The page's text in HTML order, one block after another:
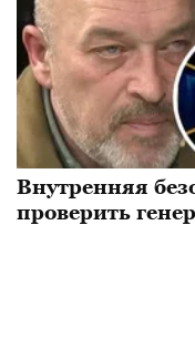
Внутренняя
проверить